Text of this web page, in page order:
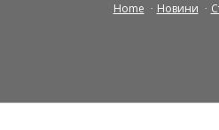
Home / Новини /